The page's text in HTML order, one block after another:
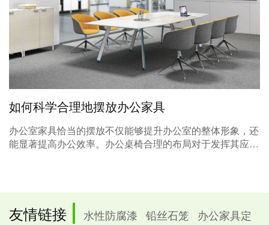
如何科学合理地摆放办公家具
办公室家具恰当的摆放不仅能够提升办公室的整体形象，还
能显著提高办公效率。办公桌椅合理的布局对于发挥其应有
友情链接 水性防腐漆 铅丝石笼
办公家具定